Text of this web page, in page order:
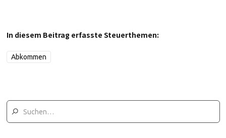
In diesem Beitrag erfasste Steuerthemen:
Abkommen